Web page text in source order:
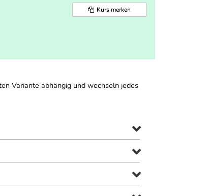
Kurs merken
Variante abhängig und wechseln jedes